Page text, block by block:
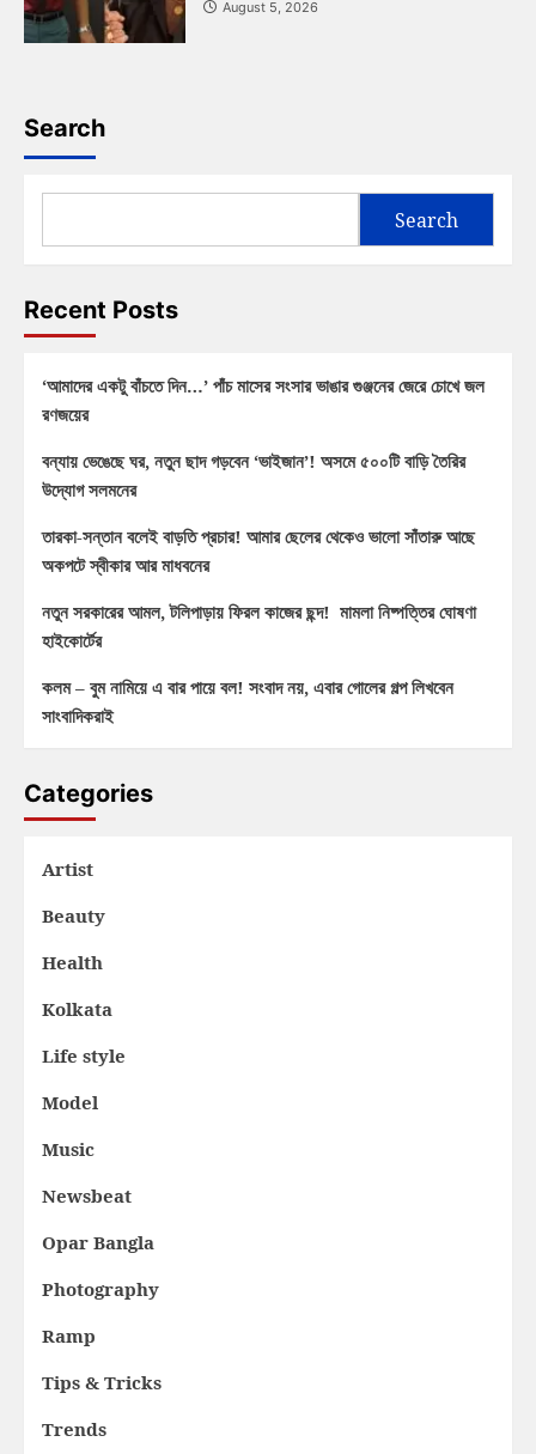
August 5, 2026
Search
Search
Recent Posts
‘আমাদের একটু বাঁচতে দিন…’ পাঁচ মাসের সংসার ভাঙার গুঞ্জনের জেরে চোখে জল
রণজয়ের
বন্যায় ভেঙেছে ঘর, নতুন ছাদ গড়বেন ‘ভাইজান’! অসমে ৫০০টি বাড়ি তৈরির
উদ্যোগ সলমনের
তারকা-সন্তান বলেই বাড়তি প্রচার! আমার ছেলের থেকেও ভালো সাঁতারু আছে
অকপটে স্বীকার আর মাধবনের
নতুন সরকারের আমল, টলিপাড়ায় ফিরল কাজের ছন্দ! মামলা নিষ্পত্তির ঘোষণা
হাইকোর্টের
কলম – বুম নামিয়ে এ বার পায়ে বল! সংবাদ নয়, এবার গোলের গল্প লিখবেন
সাংবাদিকরাই
Categories
Artist
Beauty
Health
Kolkata
Life style
Model
Music
Newsbeat
Opar Bangla
Photography
Ramp
Tips & Tricks
Trends